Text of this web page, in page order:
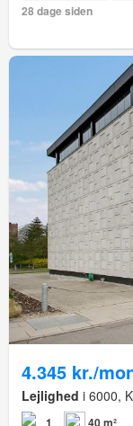
28 dage siden
4.345 kr./
Lejlighed i 6000,
1 40 m²